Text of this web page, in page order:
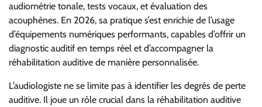
audiométrie tonale, tests vocaux, et évaluation des
acouphènes. En 2026, sa pratique s’est enrichie de l’usage
d’équipements numériques performants, capables d’offrir un
diagnostic auditif en temps réel et d’accompagner la
réhabilitation auditive de manière personnalisée.
L’audiologiste ne se limite pas à identifier les degrés de perte
auditive. Il joue un rôle crucial dans la réhabilitation auditive